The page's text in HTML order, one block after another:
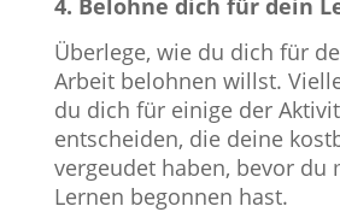
4. Belohne dich für dein
Überlege, wie du dich für
Arbeit belohnen willst.
du dich für einige der
entscheiden, die deine
vergeudet haben, bevor du
Lernen begonnen hast.